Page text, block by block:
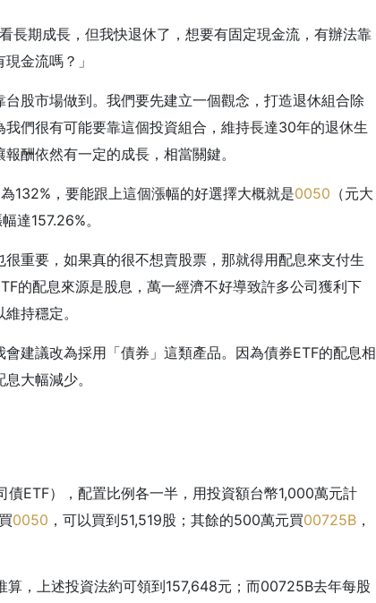
長期成長，但我快退休了，想要有固定現金流，有辦法靠
金流嗎？」
股市場做到。我們要先建立一個觀念，打造退休組合除
們很有可能要靠這個投資組合，維持長達30年的退休生
酬依然有一定的成長，相當關鍵。
132%，要能跟上這個漲幅的好選擇大概就是0050 （元大
達157.26%。
重要，如果真的很不想賣股票，那就得用配息來支付生
的配息來源是股息，萬一經濟不好導致許多公司獲利下
持穩定。
建議改為採用「債券」這類產品。因為債券ETF的配息相
大幅減少。
債ETF），配置比例各一半，用投資額台幣1,000萬元計
0050 ，可以買到51,519股；其餘的500萬元買00725B ，
，上述投資法約可領到157,648元；而00725B去年每股